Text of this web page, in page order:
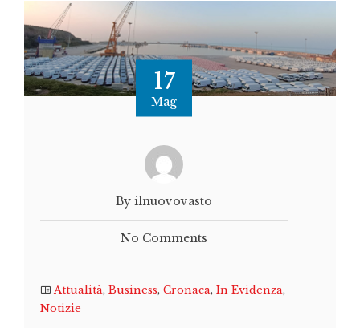
17
Mag
By ilnuovovasto
No Comments
Attualità, Business, Cronaca, In Evidenza,
Notizie